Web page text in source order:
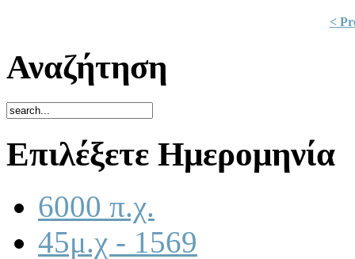
<
Αναζήτηση
Επιλέξετε Ημερομηνία
6000 π.χ.
45μ.χ - 1569